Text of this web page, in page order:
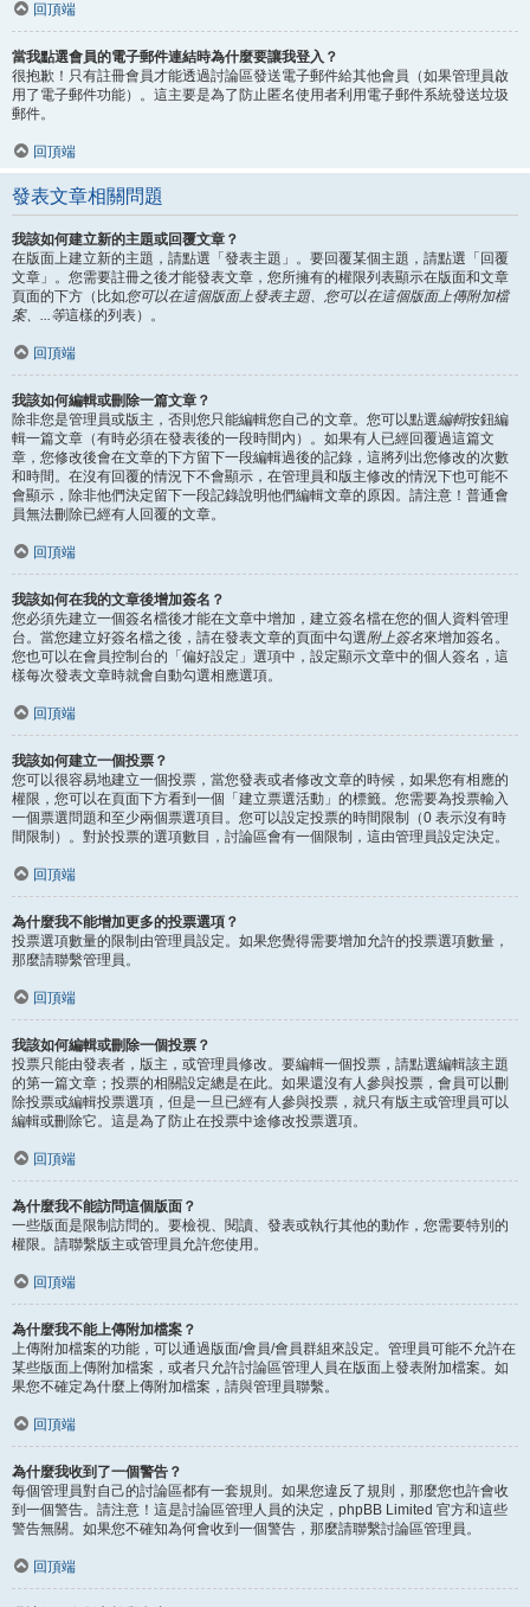
回頂端
當我點選會員的電子郵件連結時為什麼要讓我登入？
很抱歉！只有註冊會員才能透過討論區發送電子郵件給其他會員（如果管理員啟
用了電子郵件功能）。這主要是為了防止匿名使用者利用電子郵件系統發送垃圾
郵件。
回頂端
發表文章相關問題
我該如何建立新的主題或回覆文章？
在版面上建立新的主題，請點選「發表主題」。要回覆某個主題，請點選「回覆
文章」。您需要註冊之後才能發表文章，您所擁有的權限列表顯示在版面和文章
頁面的下方（比如您可以在這個版面上發表主題、您可以在這個版面上傳附加檔
案、...等這樣的列表）。
回頂端
我該如何編輯或刪除一篇文章？
除非您是管理員或版主，否則您只能編輯您自己的文章。您可以點選編輯按鈕編
輯一篇文章（有時必須在發表後的一段時間內）。如果有人已經回覆過這篇文
章，您修改後會在文章的下方留下一段編輯過後的記錄，這將列出您修改的次數
和時間。在沒有回覆的情況下不會顯示，在管理員和版主修改的情況下也可能不
會顯示，除非他們決定留下一段記錄說明他們編輯文章的原因。請注意！普通會
員無法刪除已經有人回覆的文章。
回頂端
我該如何在我的文章後增加簽名？
您必須先建立一個簽名檔後才能在文章中增加，建立簽名檔在您的個人資料管理
台。當您建立好簽名檔之後，請在發表文章的頁面中勾選附上簽名來增加簽名。
您也可以在會員控制台的「偏好設定」選項中，設定顯示文章中的個人簽名，這
樣每次發表文章時就會自動勾選相應選項。
回頂端
我該如何建立一個投票？
您可以很容易地建立一個投票，當您發表或者修改文章的時候，如果您有相應的
權限，您可以在頁面下方看到一個「建立票選活動」的標籤。您需要為投票輸入
一個票選問題和至少兩個票選項目。您可以設定投票的時間限制（0 表示沒有時
間限制）。對於投票的選項數目，討論區會有一個限制，這由管理員設定決定。
回頂端
為什麼我不能增加更多的投票選項？
投票選項數量的限制由管理員設定。如果您覺得需要增加允許的投票選項數量，
那麼請聯繫管理員。
回頂端
我該如何編輯或刪除一個投票？
投票只能由發表者，版主，或管理員修改。要編輯一個投票，請點選編輯該主題
的第一篇文章；投票的相關設定總是在此。如果還沒有人參與投票，會員可以刪
除投票或編輯投票選項，但是一旦已經有人參與投票，就只有版主或管理員可以
編輯或刪除它。這是為了防止在投票中途修改投票選項。
回頂端
為什麼我不能訪問這個版面？
一些版面是限制訪問的。要檢視、閱讀、發表或執行其他的動作，您需要特別的
權限。請聯繫版主或管理員允許您使用。
回頂端
為什麼我不能上傳附加檔案？
上傳附加檔案的功能，可以通過版面/會員/會員群組來設定。管理員可能不允許在
某些版面上傳附加檔案，或者只允許討論區管理人員在版面上發表附加檔案。如
果您不確定為什麼上傳附加檔案，請與管理員聯繫。
回頂端
為什麼我收到了一個警告？
每個管理員對自己的討論區都有一套規則。如果您違反了規則，那麼您也許會收
到一個警告。請注意！這是討論區管理人員的決定，phpBB Limited 官方和這些
警告無關。如果您不確知為何會收到一個警告，那麼請聯繫討論區管理員。
回頂端